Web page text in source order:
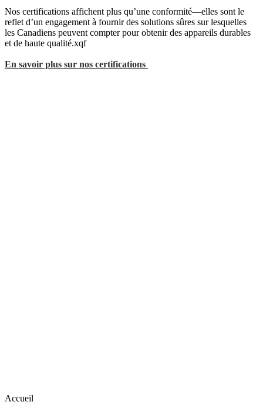
Nos certifications affichent plus qu’une conformité—elles sont le
reflet d’un engagement à fournir des solutions sûres sur lesquelles
les Canadiens peuvent compter pour obtenir des appareils durables
et de haute qualité.xqf
En savoir plus sur nos certifications
Accueil